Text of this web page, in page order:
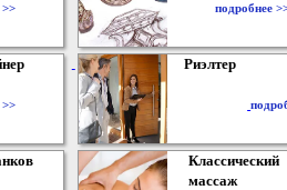
>> подробнее
>>
Риэлтер
Классический
массаж